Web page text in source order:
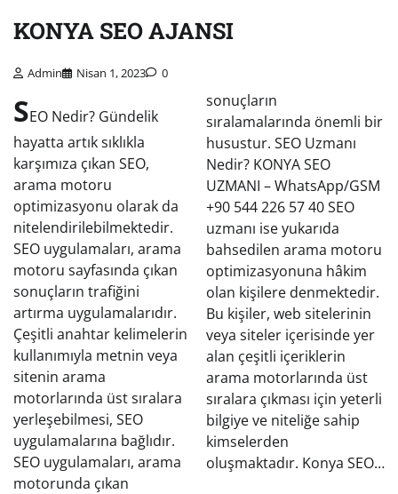
KONYA SEO AJANSI
Admin Nisan 1, 2023 0
SEO Nedir? Gündelik
hayatta artık sıklıkla
karşımıza çıkan SEO,
arama motoru
optimizasyonu olarak da
nitelendirilebilmektedir.
SEO uygulamaları, arama
motoru sayfasında çıkan
sonuçların trafiğini
artırma uygulamalarıdır.
Çeşitli anahtar kelimelerin
kullanımıyla metnin veya
sitenin arama
motorlarında üst sıralara
yerleşebilmesi, SEO
uygulamalarına bağlıdır.
SEO uygulamaları, arama
motorunda çıkan
sonuçların
sıralamalarında önemli bir
husustur. SEO Uzmanı
Nedir? KONYA SEO
UZMANI – WhatsApp/GSM
+90 544 226 57 40 SEO
uzmanı ise yukarıda
bahsedilen arama motoru
optimizasyonuna hâkim
olan kişilere denmektedir.
Bu kişiler, web sitelerinin
veya siteler içerisinde yer
alan çeşitli içeriklerin
arama motorlarında üst
sıralara çıkması için yeterli
bilgiye ve niteliğe sahip
kimselerden
oluşmaktadır. Konya SEO…